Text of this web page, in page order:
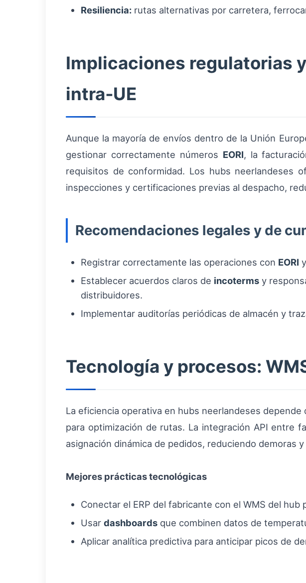
Resiliencia: rutas alternativas por carretera,
Implicaciones regulatorias
intra‑UE
Aunque la mayoría de envíos dentro de la Unión
gestionar correctamente números EORI, la
requisitos de conformidad. Los hubs neerlandeses
inspecciones y certificaciones previas al despacho,
Recomendaciones legales y de
Registrar correctamente las operaciones con EORI
Establecer acuerdos claros de incoterms y
distribuidores.
Implementar auditorías periódicas de almacén y
Tecnología y procesos:
La eficiencia operativa en hubs neerlandeses
para optimización de rutas. La integración API entre
asignación dinámica de pedidos, reduciendo demoras
Mejores prácticas tecnológicas
Conectar el ERP del fabricante con el WMS del
Usar dashboards que combinen datos de
Aplicar analítica predictiva para anticipar picos de